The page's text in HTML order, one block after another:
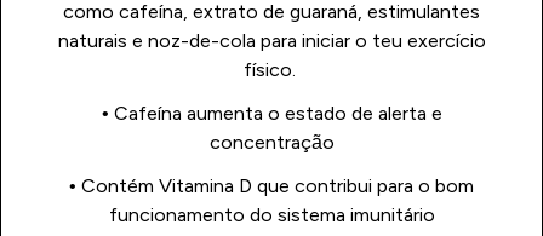
como cafeína, extrato de guaraná, estimulantes
naturais e noz-de-cola para iniciar o teu exercício
físico.
• Cafeína aumenta o estado de alerta e
concentração
• Contém Vitamina D que contribui para o bom
funcionamento do sistema imunitário